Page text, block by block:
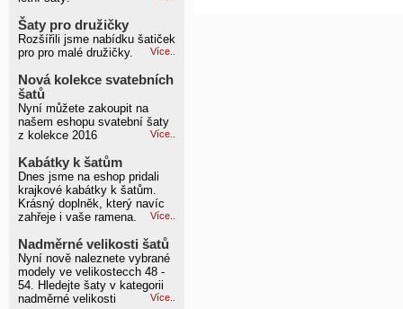
Šaty pro družičky
Rozšířili jsme nabídku šatiček
pro pro malé družičky.
Více..
Nová kolekce svatebních
šatů
Nyní můžete zakoupit na
našem eshopu svatební šaty
z kolekce 2016
Více..
Kabátky k šatům
Dnes jsme na eshop pridali
krajkové kabátky k šatům.
Krásný doplněk, který navíc
zahřeje i vaše ramena.
Více..
Nadměrné velikosti šatů
Nyní nově naleznete vybrané
modely ve velikostecch 48 -
54. Hledejte šaty v kategorii
nadměrné velikosti
Více..